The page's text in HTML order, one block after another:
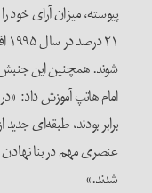
شوند. همچنین این جنبش
امام هاتپ آموزش داد:
برابر بودند، طبقه‌‌ای
عنصری مهم در بنا
شدند.»